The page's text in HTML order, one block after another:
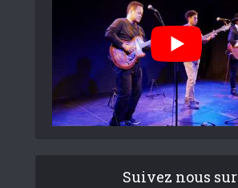
Suivez nous sur